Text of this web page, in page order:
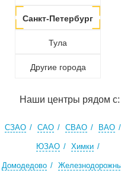
Санкт-Петербург
Тула
Другие города
Наши центры рядом с:
СЗАО САО СВАО ВАО
ЮЗАО Химки
Домодедово